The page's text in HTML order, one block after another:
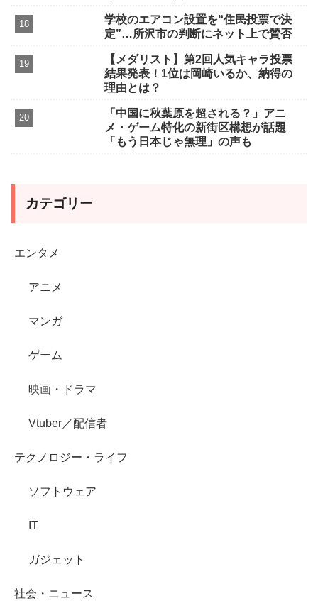
学校のエアコン設置を“住民投票で決
定”…所沢市の判断にネット上で賛否
【メダリスト】第2回人気キャラ投票
結果発表！1位は岡崎いるか、納得の
理由とは？
「中国に秋葉原を超される？」アニ
メ・ゲーム特化の新街区構想が話題
「もう日本じゃ無理」の声も
カテゴリー
エンタメ
アニメ
マンガ
ゲーム
映画・ドラマ
Vtuber／配信者
テクノロジー・ライフ
ソフトウェア
IT
ガジェット
社会・ニュース